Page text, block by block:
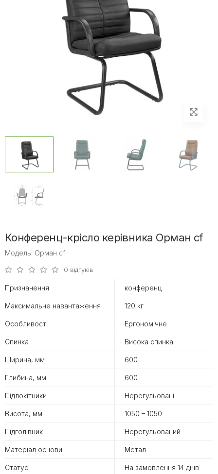
Конференц-крісло керівника Орман cf
Модель: Орман cf
0 відгуків
Призначення конференц
Максимальне навантаження 120 кг
Особливості Ергономічне
Спинка Висока спинка
Ширина, мм 600
Глибина, мм 600
Підлокітники Нерегульовані
Висота, мм 1050 – 1050
Підголівник Нерегульований
Матеріал основи Метал
Статус На замовлення 14 днів